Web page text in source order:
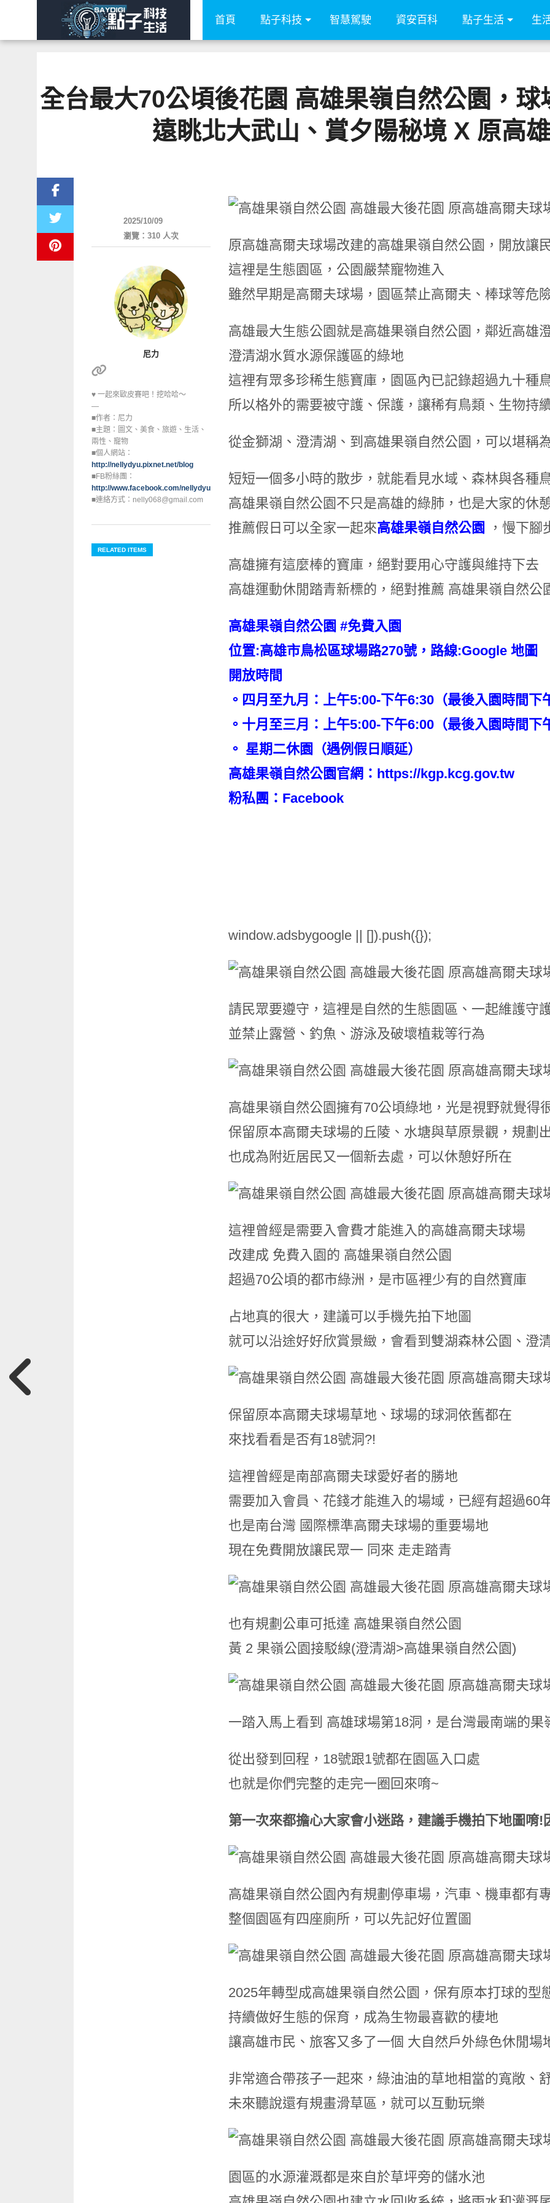
首頁 點子科技 智慧駕駛 資安百科 點子生活 生
全台最大70公頃後花園 高雄果嶺自然公園，
遠眺北大武山、賞夕陽秘境 X 原高
原高雄高爾夫球場改建的高雄果嶺自然公園，開放讓
這裡是生態園區，公園嚴禁寵物進入
雖然早期是高爾夫球場，園區禁止高爾夫、棒球等危
高雄最大生態公園就是高雄果嶺自然公園，鄰近高雄
澄清湖水質水源保護區的綠地
這裡有眾多珍稀生態寶庫，園區內已記錄超過九十種
所以格外的需要被守護、保護，讓稀有鳥類、生物持
從金獅湖、澄清湖、到高雄果嶺自然公園，可以堪稱
短短一個多小時的散步，就能看見水域、森林與各種
高雄果嶺自然公園不只是高雄的綠肺，也是大家的休
推薦假日可以全家一起來高雄果嶺自然公園 ，慢下
高雄擁有這麼棒的寶庫，絕對要用心守護與維持下去
高雄運動休閒踏青新標的，絕對推薦 高雄果嶺自然公
高雄果嶺自然公園 #免費入園
位置:高雄市鳥松區球場路270號，路線:Google 地圖
開放時間
。四月至九月：上午5:00-下午6:30（最後入園時間下
。十月至三月：上午5:00-下午6:00（最後入園時間下
。 星期二休園（遇例假日順延）
高雄果嶺自然公園官網： https://kgp.kcg.gov.tw
粉私團： Facebook
window.adsbygoogle || []).push({});
請民眾要遵守，這裡是自然的生態園區、一起維護守
並禁止露營、釣魚、游泳及破壞植栽等行為
高雄果嶺自然公園擁有70公頃綠地，光是視野就覺得
保留原本高爾夫球場的丘陵、水塘與草原景觀，規劃
也成為附近居民又一個新去處，可以休憩好所在
這裡曾經是需要入會費才能進入的高雄高爾夫球場
改建成 免費入園的 高雄果嶺自然公園
超過70公頃的都市綠洲，是市區裡少有的自然寶庫
占地真的很大，建議可以手機先拍下地圖
就可以沿途好好欣賞景緻，會看到雙湖森林公園、澄
保留原本高爾夫球場草地、球場的球洞依舊都在
來找看看是否有18號洞?!
這裡曾經是南部高爾夫球愛好者的勝地
需要加入會員、花錢才能進入的場域，已經有超過60
也是南台灣 國際標準高爾夫球場的重要場地
現在免費開放讓民眾一 同來 走走踏青
也有規劃公車可抵達 高雄果嶺自然公園
黃 2 果嶺公園接駁線(澄清湖>高雄果嶺自然公園)
一踏入馬上看到 高雄球場第18洞，是台灣最南端的果
從出發到回程，18號跟1號都在園區入口處
也就是你們完整的走完一圈回來唷~
第一次來都擔心大家會小迷路，建議手機拍下地圖唷!
高雄果嶺自然公園內有規劃停車場，汽車、機車都有
整個園區有四座廁所，可以先記好位置圖
2025年轉型成高雄果嶺自然公園，保有原本打球的型
持續做好生態的保育，成為生物最喜歡的棲地
讓高雄市民、旅客又多了一個 大自然戶外綠色休閒場
非常適合帶孩子一起來，綠油油的草地相當的寬敞、
未來聽說還有規畫滑草區，就可以互動玩樂
園區的水源灌溉都是來自於草坪旁的儲水池
2025/10/09
瀏覽：310 人次
尼力
♥ 一起來歐皮賽吧！挖哈哈～
—
■作者：尼力
■主題：圖文、美食、旅遊、生活、
兩性、寵物
■個人網站：
http://nellydyu.pixnet.net/blog
■FB粉絲團：
http://www.facebook.com/nellydyu0608
■連絡方式：nelly068@gmail.com
RELATED ITEMS